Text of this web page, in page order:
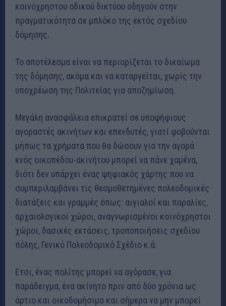
κοινόχρηστου οδικού δικτύου οδηγούν στην
πραγματικότητα σε μπλόκο της εκτός σχεδίου
δόμησης.
Το αποτέλεσμα είναι να περιορίζεται το δικαίωμα
της δόμησης, ακόμα και να καταργείται, χωρίς την
υποχρέωση της Πολιτείας για αποζημίωση.
Μεγάλη ανασφάλεια επικρατεί σε υποψήφιους
αγοραστές ακινήτων και επενδυτές, γιατί φοβούνται
μήπως τα χρήματα που θα δώσουν για την αγορά
ενός οικοπέδου-ακινήτου μπορεί να πάνε χαμένα,
διότι δεν υπάρχει ένας ψηφιακός χάρτης που να
συμπεριλαμβάνει τις θεσμοθετημένες πολεοδομικές
διατάξεις και γραμμές όπως: αιγιαλοί και παραλίες,
αρχαιολογικοί χώροι, αναγνωρισμένοι κοινόχρηστοι
χώροι, δασικές εκτάσεις, τροποποιήσεις σχεδίου
πόλης, Γενικό Πολεοδομικό Σχέδιο κ.ά.
Ετσι, ένας πολίτης μπορεί να αγόρασε, για
παράδειγμα, ένα ακίνητο πριν από δύο χρόνια ως
άρτιο και οικοδομήσιμο και σήμερα να μην μπορεί